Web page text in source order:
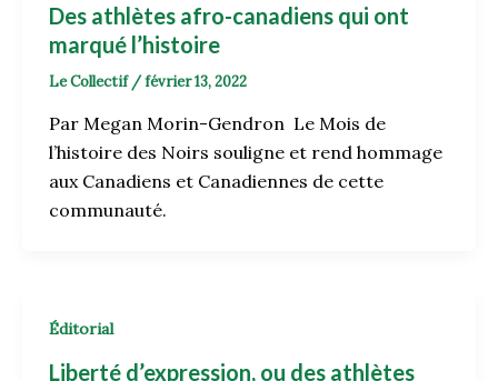
Des athlètes afro-canadiens qui ont
marqué l’histoire
Le Collectif /février 13, 2022
Par Megan Morin-Gendron Le Mois de
l’histoire des Noirs souligne et rend hommage
aux Canadiens et Canadiennes de cette
communauté.
Éditorial
Liberté d’expression, ou des athlètes